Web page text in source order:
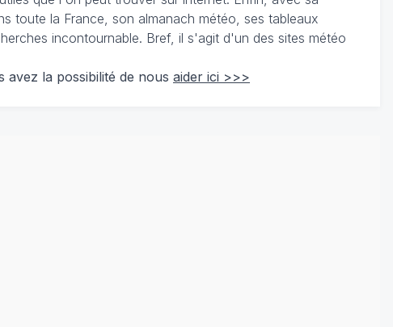
toute la France, son almanach météo, ses tableaux
incontournable. Bref, il s'agit d'un des sites météo
avez la possibilité de nous aider ici >>>